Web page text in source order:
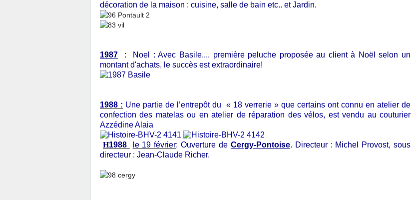
décoration de la maison : cuisine, salle de bain etc.. et Jardin.
1987 : Noel : Avec Basile.... première peluche proposée au client à Noël selon un
montant d'achats, le succès est extraordinaire!
1988 : Une partie de l’entrepôt du « 18 verrerie » que certains ont connu en atelier de
confection des matelas ou en atelier de réparation des vélos, est vendu au couturier
Azzédine Alaia
H1988 le 19 février: Ouverture de Cergy-Pontoise. Directeur : Michel Provost, sous
directeur : Jean-Claude Richer.